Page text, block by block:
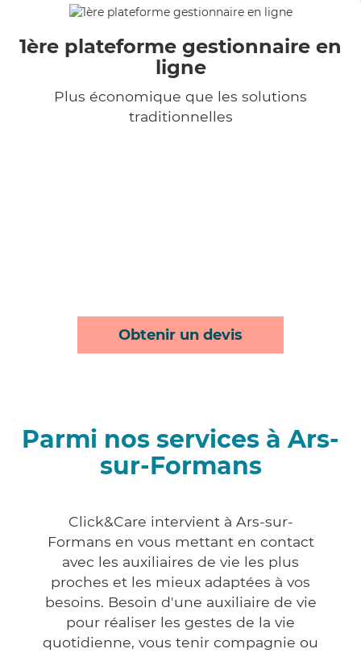
1ère plateforme gestionnaire en
ligne
Plus économique que les solutions
traditionnelles
Obtenir un devis
Parmi nos services à Ars-
sur-Formans
Click&Care intervient à Ars-sur-
Formans en vous mettant en contact
avec les auxiliaires de vie les plus
proches et les mieux adaptées à vos
besoins. Besoin d'une auxiliaire de vie
pour réaliser les gestes de la vie
quotidienne, vous tenir compagnie ou